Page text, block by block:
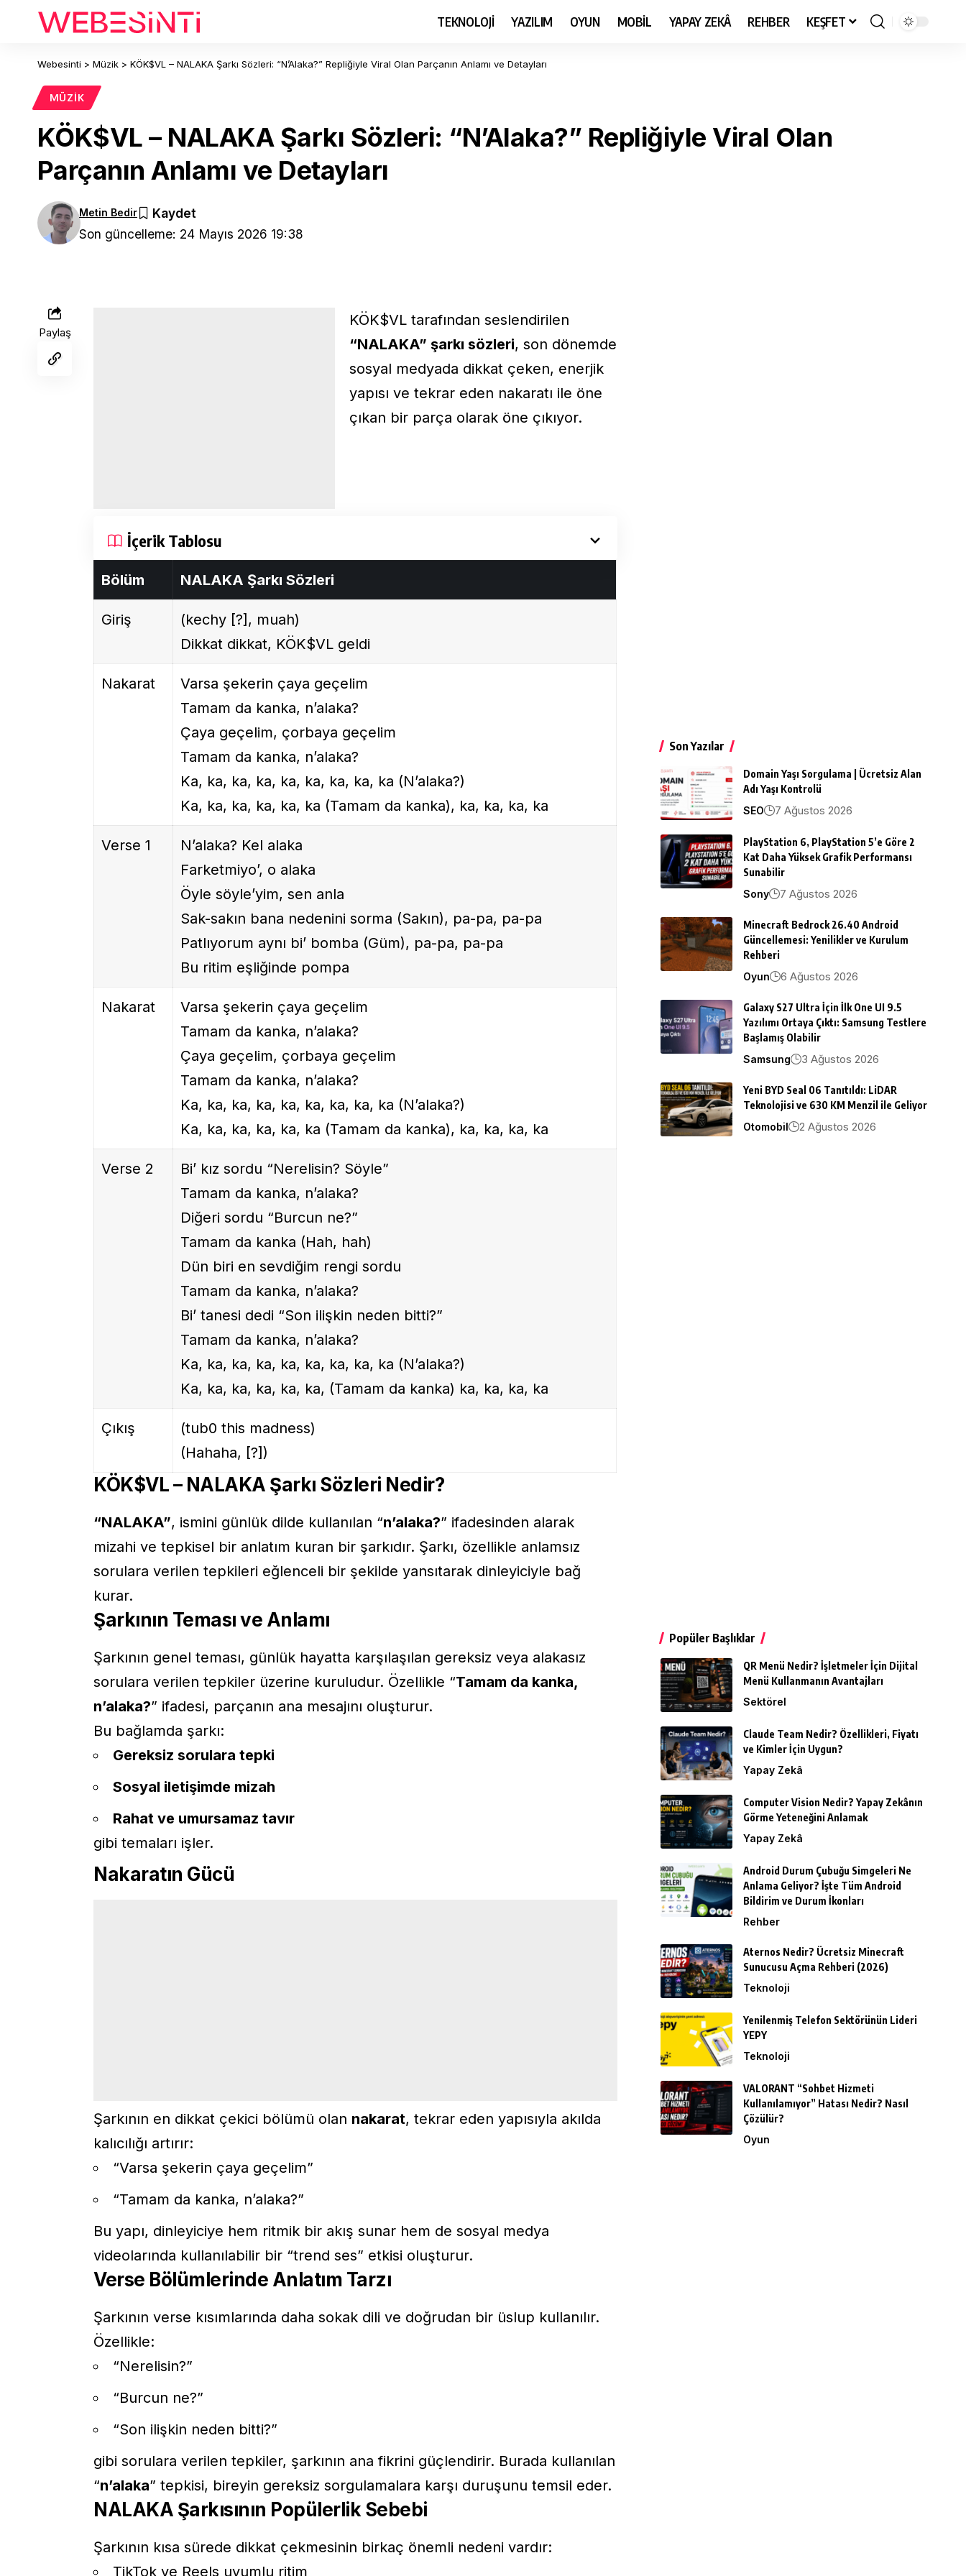
TEKNOLOJİ YAZILIM OYUN MOBİL YAPAY ZEKÂ REHBER KEŞFET
Webesinti > Müzik > KÖK$VL – NALAKA Şarkı Sözleri: “N’Alaka?” Repliğiyle Viral Olan Parçanın Anlamı ve Detayları
MÜZIK
KÖK$VL – NALAKA Şarkı Sözleri: “N’Alaka?” Repliğiyle Viral Olan
Parçanın Anlamı ve Detayları
Son güncelleme: 24 Mayıs 2026 19:38
Metin Bedir
Paylaş
KÖK$VL tarafından seslendirilen
“NALAKA” şarkı sözleri, son dönemde
sosyal medyada dikkat çeken, enerjik
yapısı ve tekrar eden nakaratı ile öne
çıkan bir parça olarak öne çıkıyor.
İçerik Tablosu
Bölüm NALAKA Şarkı Sözleri
Giriş
(kechy [?], muah)
Dikkat dikkat, KÖK$VL geldi
Nakarat
Varsa şekerin çaya geçelim
Tamam da kanka, n’alaka?
Çaya geçelim, çorbaya geçelim
Tamam da kanka, n’alaka?
Ka, ka, ka, ka, ka, ka, ka, ka, ka (N’alaka?)
Ka, ka, ka, ka, ka, ka (Tamam da kanka), ka, ka, ka, ka
Verse 1
N’alaka? Kel alaka
Farketmiyo’, o alaka
Öyle söyle’yim, sen anla
Sak-sakın bana nedenini sorma (Sakın), pa-pa, pa-pa
Patlıyorum aynı bi’ bomba (Güm), pa-pa, pa-pa
Bu ritim eşliğinde pompa
Nakarat
Varsa şekerin çaya geçelim
Tamam da kanka, n’alaka?
Çaya geçelim, çorbaya geçelim
Tamam da kanka, n’alaka?
Ka, ka, ka, ka, ka, ka, ka, ka, ka (N’alaka?)
Ka, ka, ka, ka, ka, ka (Tamam da kanka), ka, ka, ka, ka
Verse 2
Bi’ kız sordu “Nerelisin? Söyle”
Tamam da kanka, n’alaka?
Diğeri sordu “Burcun ne?”
Tamam da kanka (Hah, hah)
Dün biri en sevdiğim rengi sordu
Tamam da kanka, n’alaka?
Bi’ tanesi dedi “Son ilişkin neden bitti?”
Tamam da kanka, n’alaka?
Ka, ka, ka, ka, ka, ka, ka, ka, ka (N’alaka?)
Ka, ka, ka, ka, ka, ka, (Tamam da kanka) ka, ka, ka, ka
Çıkış
(tub0 this madness)
(Hahaha, [?])
KÖK$VL – NALAKA Şarkı Sözleri Nedir?
“NALAKA”, ismini günlük dilde kullanılan “n’alaka?” ifadesinden alarak
mizahi ve tepkisel bir anlatım kuran bir şarkıdır. Şarkı, özellikle anlamsız
sorulara verilen tepkileri eğlenceli bir şekilde yansıtarak dinleyiciyle bağ
kurar.
Şarkının Teması ve Anlamı
Şarkının genel teması, günlük hayatta karşılaşılan gereksiz veya alakasız
sorulara verilen tepkiler üzerine kuruludur. Özellikle “Tamam da kanka,
n’alaka?” ifadesi, parçanın ana mesajını oluşturur.
Bu bağlamda şarkı:
Gereksiz sorulara tepki
Sosyal iletişimde mizah
Rahat ve umursamaz tavır
gibi temaları işler.
Nakaratın Gücü
Şarkının en dikkat çekici bölümü olan nakarat, tekrar eden yapısıyla akılda
kalıcılığı artırır:
“Varsa şekerin çaya geçelim”
“Tamam da kanka, n’alaka?”
Bu yapı, dinleyiciye hem ritmik bir akış sunar hem de sosyal medya
videolarında kullanılabilir bir “trend ses” etkisi oluşturur.
Verse Bölümlerinde Anlatım Tarzı
Şarkının verse kısımlarında daha sokak dili ve doğrudan bir üslup kullanılır.
Özellikle:
“Nerelisin?”
“Burcun ne?”
“Son ilişkin neden bitti?”
gibi sorulara verilen tepkiler, şarkının ana fikrini güçlendirir. Burada kullanılan
“n’alaka” tepkisi, bireyin gereksiz sorgulamalara karşı duruşunu temsil eder.
NALAKA Şarkısının Popülerlik Sebebi
Şarkının kısa sürede dikkat çekmesinin birkaç önemli nedeni vardır:
TikTok ve Reels uyumlu ritim
Son Yazılar
Domain Yaşı Sorgulama | Ücretsiz Alan
Adı Yaşı Kontrolü
SEO
7 Ağustos 2026
PlayStation 6, PlayStation 5’e Göre 2
Kat Daha Yüksek Grafik Performansı
Sunabilir
Sony
7 Ağustos 2026
Minecraft Bedrock 26.40 Android
Güncellemesi: Yenilikler ve Kurulum
Rehberi
Oyun
6 Ağustos 2026
Galaxy S27 Ultra İçin İlk One UI 9.5
Yazılımı Ortaya Çıktı: Samsung Testlere
Başlamış Olabilir
Samsung
3 Ağustos 2026
Yeni BYD Seal 06 Tanıtıldı: LiDAR
Teknolojisi ve 630 KM Menzil ile Geliyor
Otomobil
2 Ağustos 2026
Popüler Başlıklar
QR Menü Nedir? İşletmeler İçin Dijital
Menü Kullanmanın Avantajları
Sektörel
Claude Team Nedir? Özellikleri, Fiyatı
ve Kimler İçin Uygun?
Yapay Zekâ
Computer Vision Nedir? Yapay Zekânın
Görme Yeteneğini Anlamak
Yapay Zekâ
Android Durum Çubuğu Simgeleri Ne
Anlama Geliyor? İşte Tüm Android
Bildirim ve Durum İkonları
Rehber
Aternos Nedir? Ücretsiz Minecraft
Sunucusu Açma Rehberi (2026)
Teknoloji
Yenilenmiş Telefon Sektörünün Lideri
YEPY
Teknoloji
VALORANT “Sohbet Hizmeti
Kullanılamıyor” Hatası Nedir? Nasıl
Çözülür?
Oyun